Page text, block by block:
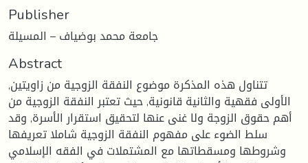
Publisher
جامعة محمد بوضياف – المسيلة
Abstract
تتناول هذه المذكرة موضوع النفقة الزوجية من زاويتين,
الأولى فقهية والثانية قانونية, حيث تعتبر النفقة الزوجية من
أهم حقوق الزوجة ولا غنى عنها لتحقيق استقرار الأسرة, وقد
سلط الضوء على مفهوم النفقة الزوجية شاملا تعريفها
وشروطها ومسقطاتها مع المشتملات في الفقه الإسلامي